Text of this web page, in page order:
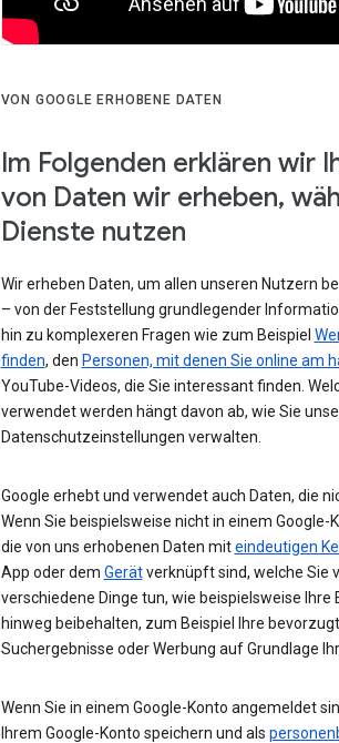
VON GOOGLE ERHOBENE DATEN
Im Folgenden erklären wir
von Daten wir erheben,
Dienste nutzen
Wir erheben Daten, um allen unseren Nutzern
– von der Feststellung grundlegender
hin zu komplexeren Fragen wie zum Beispiel
finden, den Personen, mit denen Sie online am
YouTube-Videos, die Sie interessant finden.
verwendet werden hängt davon ab, wie Sie
Datenschutzeinstellungen verwalten.
Google erhebt und verwendet auch Daten, die
Wenn Sie beispielsweise nicht in einem
die von uns erhobenen Daten miteindeutigen
App oder dem Gerätverknüpft sind, welche Sie
verschiedene Dinge tun, wie beispielsweise
hinweg beibehalten, zum Beispiel Ihre
Suchergebnisse oder Werbung auf Grundlage
Wenn Sie in einem Google-Konto angemeldet
Ihrem Google-Konto speichern und als